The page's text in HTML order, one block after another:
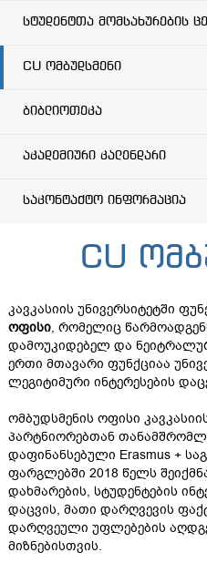
სტუდენტთა მომსახურების
CU ომბუდსმენი
ბიბლიოთეკა
აკადემიური კალენდარი
საკონტაქტო ინფორმაცია
CU
კავკასიის უნივერსიტეტში
ოფისი, რომელიც
დამოუკიდებელ და
ერთი მთავარი ფუნქციაა
ლეგიტიმური ინტერესების
ომბუდსმენის ოფისი
პარტნიორებთან
დაფინანსებული Erasmus +
ფარგლებში 2018 წელს
დახმარების, სტუდენტების
დაცვის, მათი დარღვევის
დარღვეული უფლებების
მიზნებისთვის.